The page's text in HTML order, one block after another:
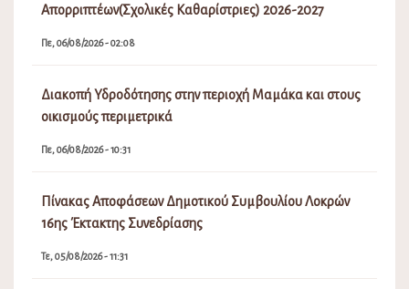
Απορριπτέων(Σχολικές Καθαρίστριες) 2026-2027
Πε, 06/08/2026 - 02:08
Διακοπή Υδροδότησης στην περιοχή Μαμάκα και στους
οικισμούς περιμετρικά
Πε, 06/08/2026 - 10:31
Πίνακας Αποφάσεων Δημοτικού Συμβουλίου Λοκρών
16ης Έκτακτης Συνεδρίασης
Τε, 05/08/2026 - 11:31